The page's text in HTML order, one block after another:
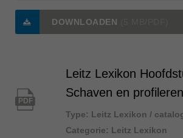
ไทย
Україна
DOWNLOADEN
PDF
Leitz Lexikon
Schaven en profileren
Type: Leitz Lexikon /
Categorie: Leitz Lexikon